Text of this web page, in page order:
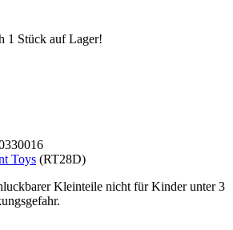
1 Stück auf Lager!
Toys (RT28D)
Kleinteile nicht für Kinder unter 3